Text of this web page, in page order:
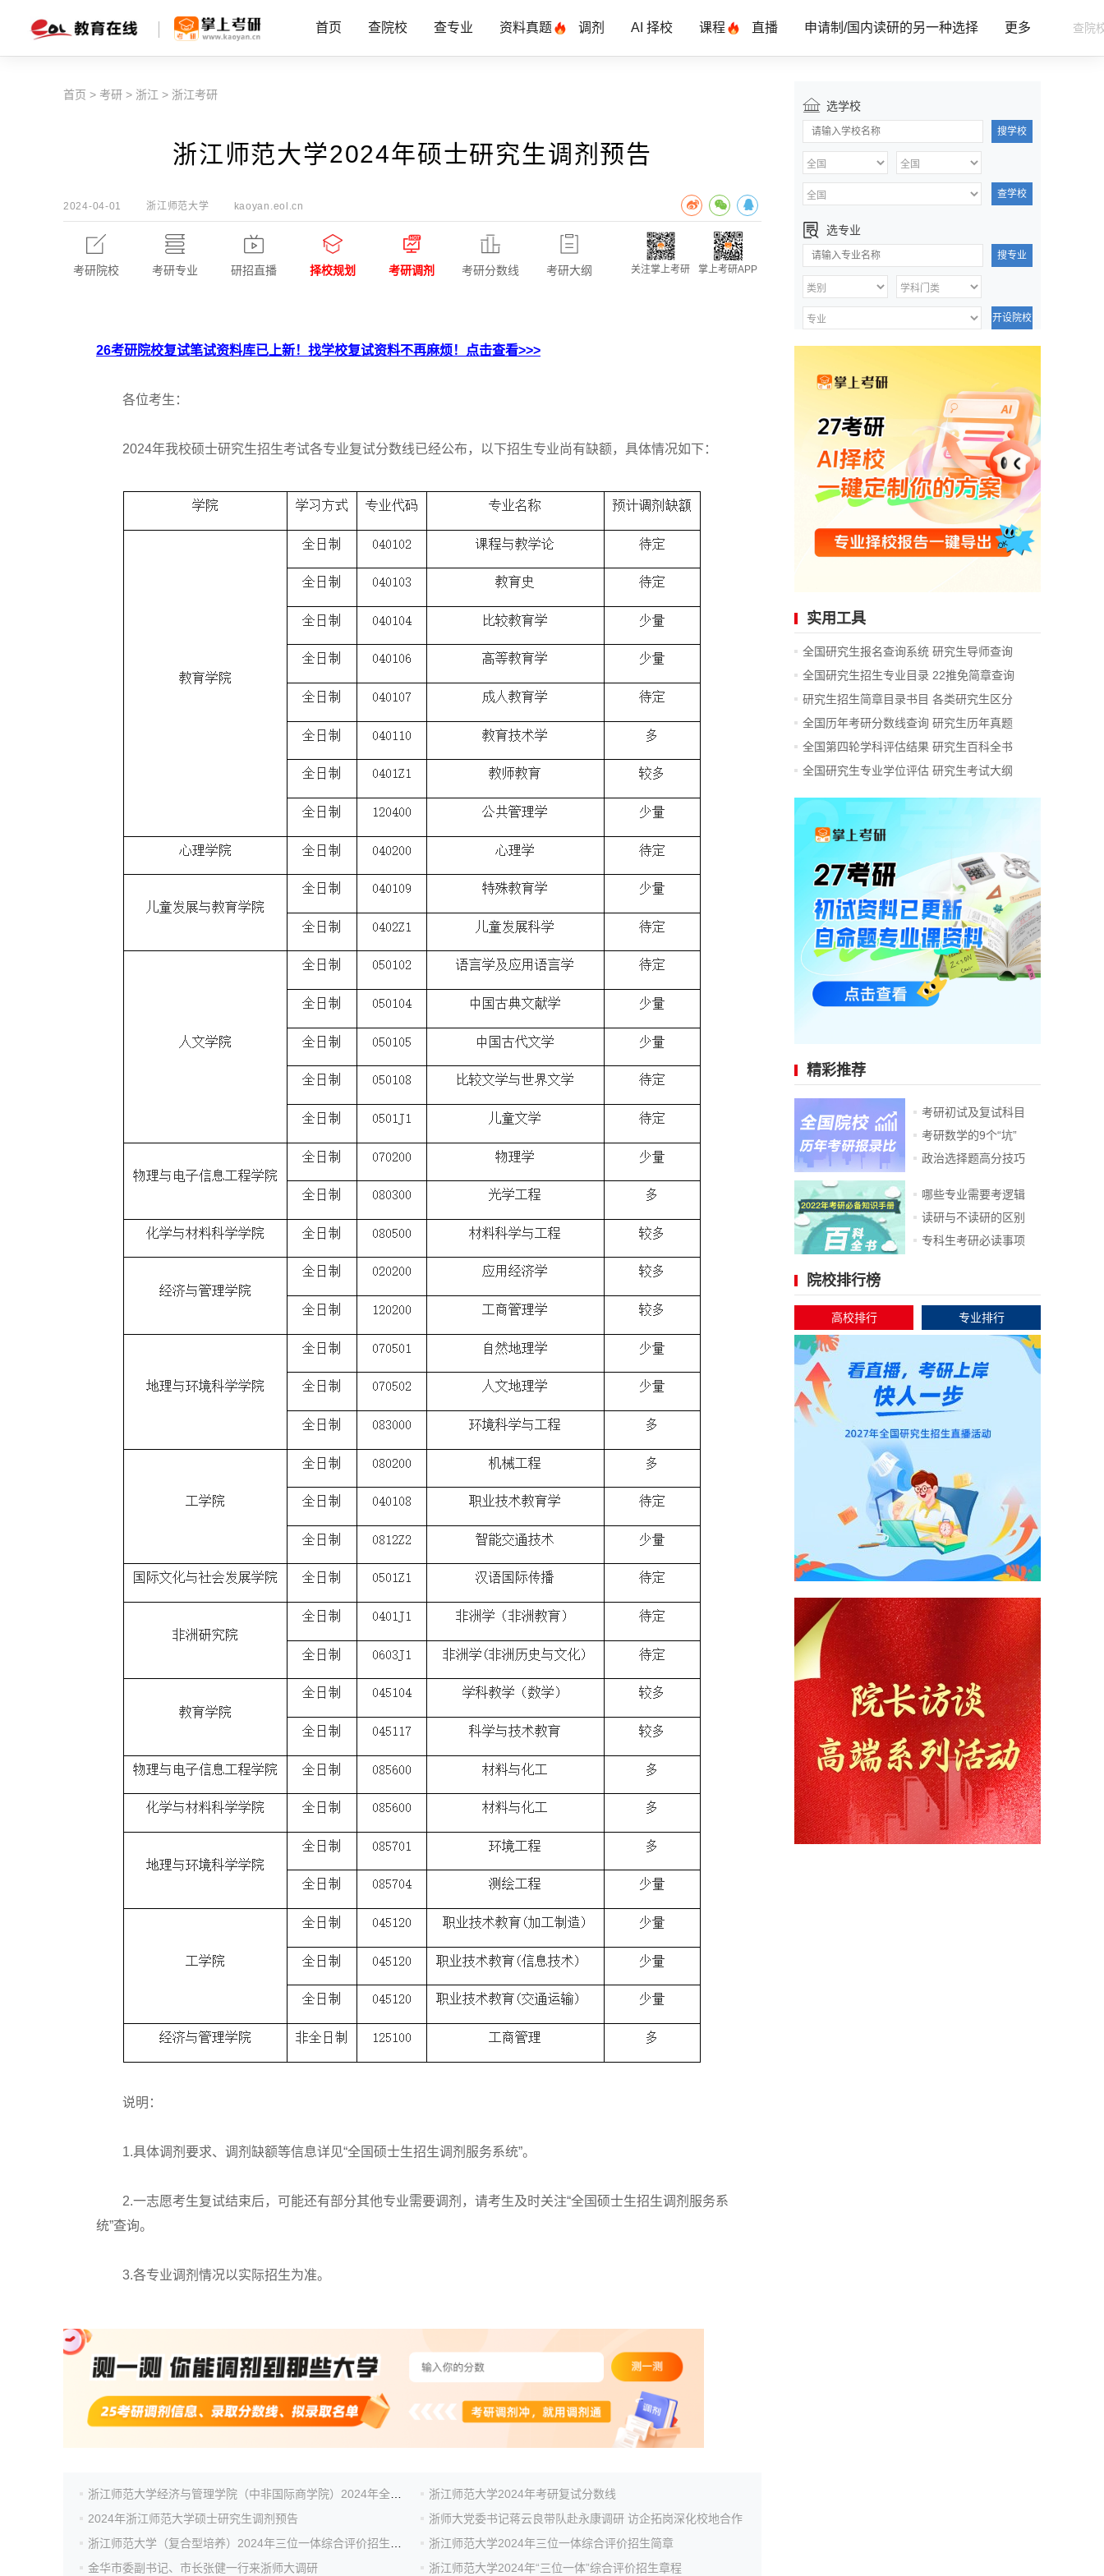
首页 查院校 查专业 资料真题 调剂 AI 择校 课程 直播 申请制/国内读研的另一种选择 更多
首页 > 考研 > 浙江 > 浙江考研
浙江师范大学2024年硕士研究生调剂预告
2024-04-01 浙江师范大学 kaoyan.eol.cn
考研院校 考研专业 研招直播 择校规划 考研调剂 考研分数线 考研大纲 关注掌上考研 掌上考研APP
26考研院校复试笔试资料库已上新！找学校复试资料不再麻烦！点击查看>>>
各位考生：
2024年我校硕士研究生招生考试各专业复试分数线已经公布，以下招生专业尚有缺额，具体情况如下：
说明：
1.具体调剂要求、调剂缺额等信息详见“全国硕士生招生调剂服务系统”。
2.一志愿考生复试结束后，可能还有部分其他专业需要调剂，请考生及时关注“全国硕士生招生调剂服务系
统”查询。
3.各专业调剂情况以实际招生为准。
浙江师范大学2024年考研复试分数线
2024年浙江师范大学硕士研究生调剂预告
浙师大党委书记蒋云良带队赴永康调研 访企拓岗深化校地合作
浙江师范大学2024年三位一体综合评价招生简章
金华市委副书记、市长张健一行来浙师大调研
浙江师范大学2024年“三位一体”综合评价招生章程
选学校
搜学校
查学校
选专业
搜专业
开设院校
实用工具
全国研究生报名查询系统 研究生导师查询
全国研究生招生专业目录 22推免简章查询
研究生招生简章目录书目 各类研究生区分
全国历年考研分数线查询 研究生历年真题
全国第四轮学科评估结果 研究生百科全书
全国研究生专业学位评估 研究生考试大纲
精彩推荐
考研初试及复试科目
考研数学的9个“坑”
政治选择题高分技巧
哪些专业需要考逻辑
读研与不读研的区别
专科生考研必读事项
院校排行榜
高校排行 专业排行